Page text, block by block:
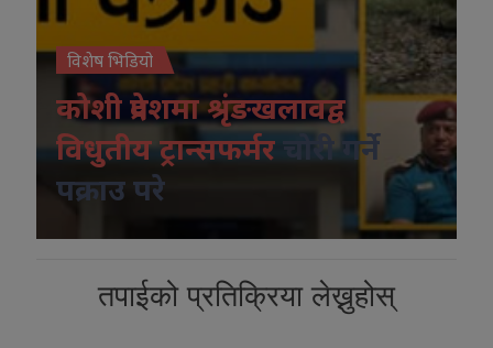
विशेष भिडियो
कोशी प्रदेशमा श्रृंङखलावद्व
विधुतीय ट्रान्सफर्मर
चोरी गर्ने
पक्राउ परे
तपाईको प्रतिक्रिया लेख्नुहोस्